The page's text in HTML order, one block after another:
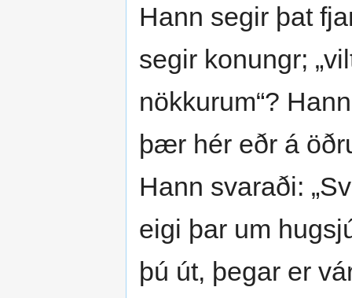
Hann segir þat
segir konungr;
nökkurum“?
þær hér eðr á
Hann svaraði:
eigi þar um
þú út, þegar er